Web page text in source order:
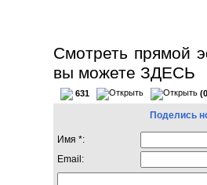
Смотреть прямой
вы можете ЗДЕСЬ
631
Поделись
Имя *:
Email: